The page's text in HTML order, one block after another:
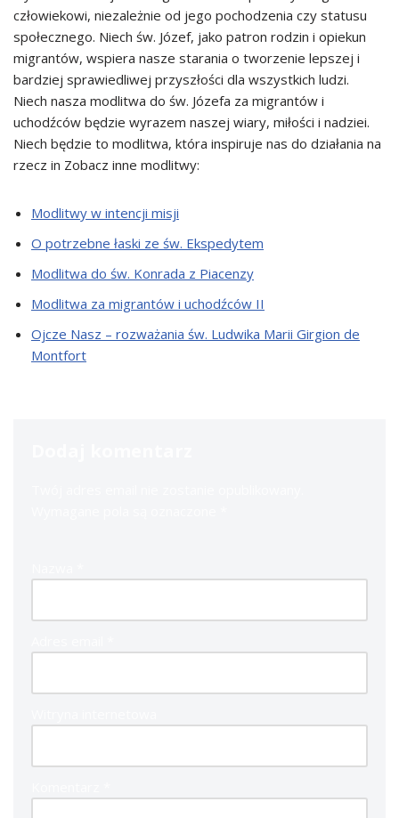
człowiekowi, niezależnie od jego pochodzenia czy statusu
społecznego. Niech św. Józef, jako patron rodzin i opiekun
migrantów, wspiera nasze starania o tworzenie lepszej i
bardziej sprawiedliwej przyszłości dla wszystkich ludzi.
Niech nasza modlitwa do św. Józefa za migrantów i
uchodźców będzie wyrazem naszej wiary, miłości i nadziei.
Niech będzie to modlitwa, która inspiruje nas do działania na
rzecz in Zobacz inne modlitwy:
Modlitwy w intencji misji
O potrzebne łaski ze św. Ekspedytem
Modlitwa do św. Konrada z Piacenzy
Modlitwa za migrantów i uchodźców II
Ojcze Nasz – rozważania św. Ludwika Marii Girgion de
Montfort